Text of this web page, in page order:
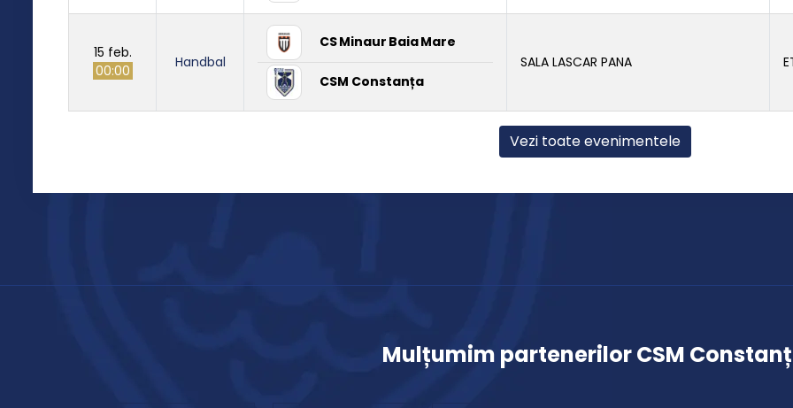
15 feb.
00:00
Handbal
CS Minaur Baia Mare
CSM Constanța
SALA LASCAR PANA
Vezi toate evenimentele
Mulțumim partenerilor CSM